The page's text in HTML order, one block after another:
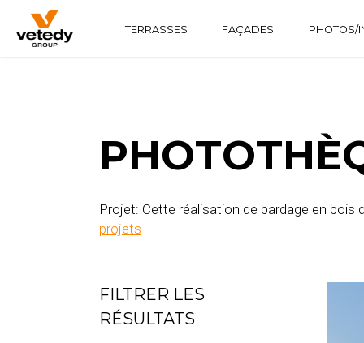
TERRASSES
FAÇADES
PHOTOS/
Projet: Cette réalisation de bardage en bois
projets
FILTRER LES
RÉSULTATS